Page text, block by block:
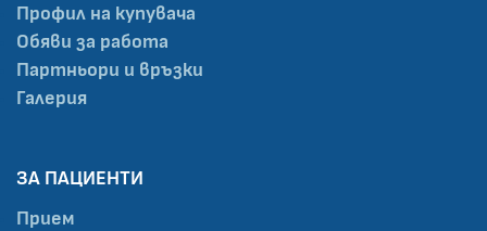
Профил на купувача
Обяви за работа
Партньори и връзки
Галерия
ЗА ПАЦИЕНТИ
Прием